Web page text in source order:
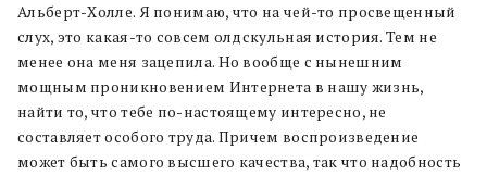
Альберт-Холле. Я понимаю, что на чей-то просвещенный
слух, это какая-то совсем олдскульная история. Тем не
менее она меня зацепила. Но вообще с нынешним
мощным проникновением Интернета в нашу жизнь,
найти то, что тебе по-настоящему интересно, не
составляет особого труда. Причем воспроизведение
может быть самого высшего качества, так что надобность